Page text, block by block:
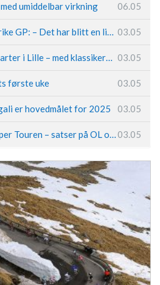
umiddelbar virkning 06.05
Hungerholdt før Ringerike GP: – Det har blitt en livsstil 03.05
Tour de France 2025 starter i Lille – med klassikerpreg 03.05
første uke 03.05
er hovedmålet for 2025 03.05
Remco Evenepoel dropper Touren – satser på OL og Vueltaen03.05